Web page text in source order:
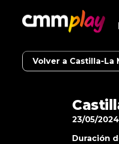
Volver a Castilla-La
23/05/
Duración